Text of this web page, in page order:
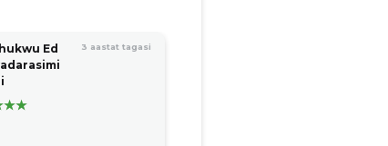
Ed
3 aastat tagasi